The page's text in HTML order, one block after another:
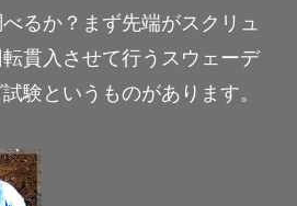
るか？まず先端がスクリュ
貫入させて行うスウェーデ
験というものがあります。